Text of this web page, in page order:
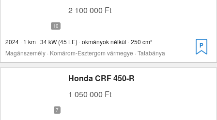
2 100 000 Ft
2024 · 1 km · 34 kW (45 LE) · okmányok nélkül · 250 cm³
Magánszemély · Komárom-Esztergom vármegye · Tatabánya
Honda CRF 450-R
1 050 000 Ft